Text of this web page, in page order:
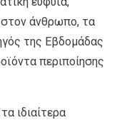
στον άνθρωπο, τα
της Εβδομάδας
περιποίησης
ιδιαίτερα